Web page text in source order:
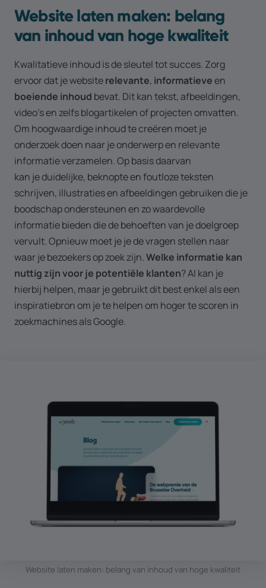
Website laten maken: belang
van inhoud van hoge kwaliteit
Kwalitatieve inhoud is de sleutel tot succes. Zorg
ervoor dat je websiterelevante, informatieveen
boeiende inhoud bevat. Dit kan tekst, afbeeldingen,
video's en zelfs blogartikelen of projecten omvatten.
Om hoogwaardige inhoud te creëren moet je
onderzoek doen naar je onderwerp en relevante
informatie verzamelen. Op basis daarvan
kan je duidelijke, beknopte en foutloze teksten
schrijven, illustraties en afbeeldingen gebruiken die je
boodschap ondersteunen en zo waardevolle
informatie bieden die de behoeften van je doelgroep
vervult. Opnieuw moet je je de vragen stellen naar
waar je bezoekers op zoek zijn.Welke informatie kan
nuttig zijn voor je potentiële klanten? AI kan je
hierbij helpen, maar je gebruikt dit best enkel als een
inspiratiebron om je te helpen om hoger te scoren in
zoekmachines als Google.
Website laten maken: belang van inhoud van hoge kwaliteit